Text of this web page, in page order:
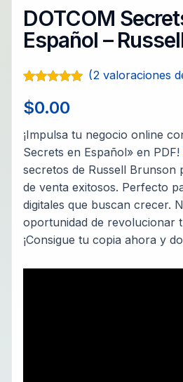
DOTCOM
Español –
5.00de 5 en
base a
de clientes
(2valoraciones
$0.00
¡Impulsa tu negocio online
Secrets en Español» en PDF!
secretos de Russell Brunson
de venta exitosos. Perfecto
digitales que buscan crecer.
oportunidad de revolucionar
¡Consigue tu copia ahora y